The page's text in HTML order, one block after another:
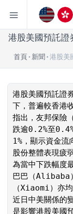
港股美國預託證
首頁 新聞 港股美
港股美國預託證
下，普遍較香港
指出，友邦保險
跌逾0.2%至
1%，顯示資金
股份整體表現疲
為當中下跌幅度
巴巴（Alibaba
（Xiaomi）亦
近日中美關係的
是影響港股美國